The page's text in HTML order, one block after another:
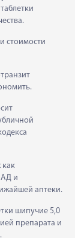
стоимости
как
и
аптеки.
шипучие 5,0
препарата и